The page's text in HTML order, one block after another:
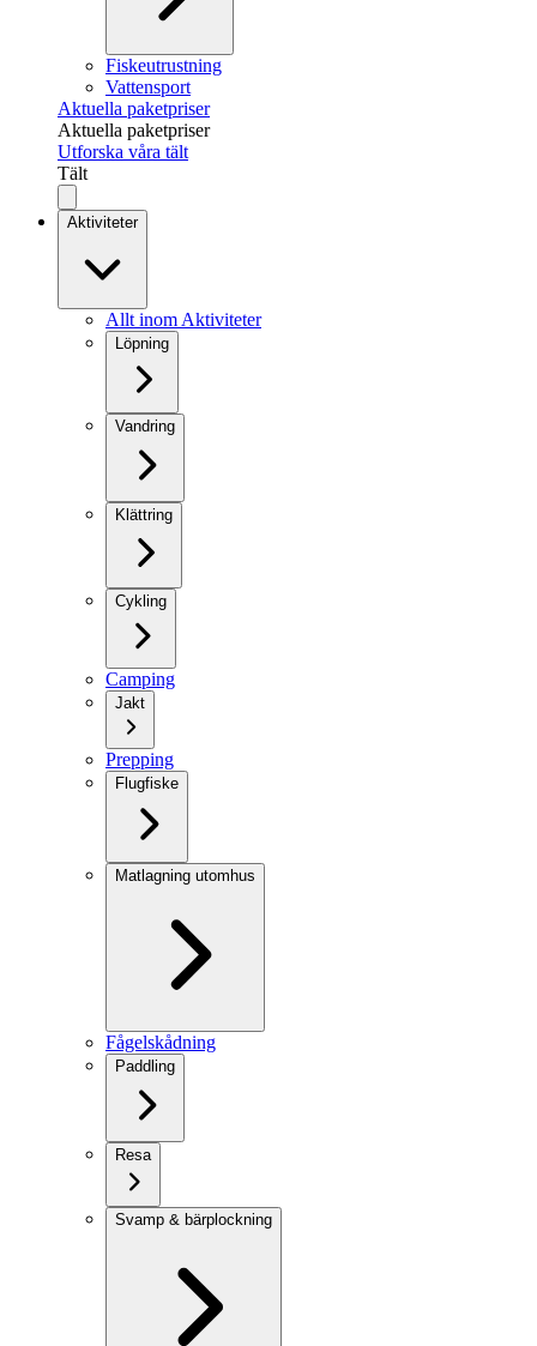
Fiskeutrustning
Vattensport
Aktuella paketpriser
Aktuella paketpriser
Utforska våra tält
Tält
Aktiviteter
Allt inom Aktiviteter
Löpning
Vandring
Klättring
Cykling
Camping
Jakt
Prepping
Flugfiske
Matlagning utomhus
Fågelskådning
Paddling
Resa
Svamp & bärplockning